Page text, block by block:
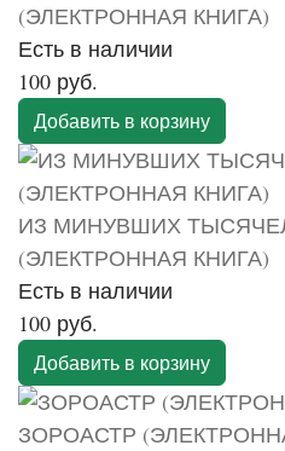
(ЭЛЕКТРОННАЯ КНИГА)
Есть в наличии
100 руб.
Добавить в корзину
ИЗ МИНУВШИХ
(ЭЛЕКТРОННАЯ КНИГА)
Есть в наличии
100 руб.
Добавить в корзину
ЗОРОАСТР